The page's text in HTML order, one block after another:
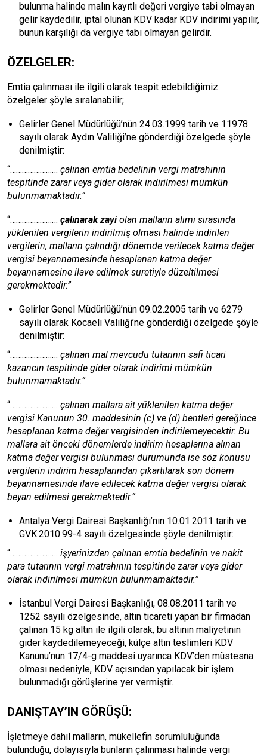
bulunma halinde malın kayıtlı değeri vergiye tabi olmayan
gelir kaydedilir, iptal olunan KDV kadar KDV indirimi yapılır,
bunun karşılığı da vergiye tabi olmayan gelirdir.
ÖZELGELER:
Emtia çalınması ile ilgili olarak tespit edebildiğimiz
özelgeler şöyle sıralanabilir;
Gelirler Genel Müdürlüğü’nün 24.03.1999 tarih ve 11978
sayılı olarak Aydın Valiliği’ne gönderdiği özelgede şöyle
denilmiştir:
“…………………… çalınan emtia bedelinin vergi matrahının
tespitinde zarar veya gider olarak indirilmesi mümkün
bulunmamaktadır.”
“…………………… çalınarak zayiolan malların alımı sırasında
yüklenilen vergilerin indirilmiş olması halinde indirilen
vergilerin, malların çalındığı dönemde verilecek katma değer
vergisi beyannamesinde hesaplanan katma değer
beyannamesine ilave edilmek suretiyle düzeltilmesi
gerekmektedir.”
Gelirler Genel Müdürlüğü’nün 09.02.2005 tarih ve 6279
sayılı olarak Kocaeli Valiliği’ne gönderdiği özelgede şöyle
denilmiştir:
“…………………… çalınan mal mevcudu tutarının safi ticari
kazancın tespitinde gider olarak indirimi mümkün
bulunmamaktadır.”
“…………………… çalınan mallara ait yüklenilen katma değer
vergisi Kanunun 30. maddesinin (c) ve (d) bentleri gereğince
hesaplanan katma değer vergisinden indirilemeyecektir. Bu
mallara ait önceki dönemlerde indirim hesaplarına alınan
katma değer vergisi bulunması durumunda ise söz konusu
vergilerin indirim hesaplarından çıkartılarak son dönem
beyannamesinde ilave edilecek katma değer vergisi olarak
beyan edilmesi gerekmektedir.”
Antalya Vergi Dairesi Başkanlığı’nın 10.01.2011 tarih ve
GVK.2010.99-4 sayılı özelgesinde şöyle denilmiştir:
“…………………… işyerinizden çalınan emtia bedelinin ve nakit
para tutarının vergi matrahının tespitinde zarar veya gider
olarak indirilmesi mümkün bulunmamaktadır.”
İstanbul Vergi Dairesi Başkanlığı, 08.08.2011 tarih ve
1252 sayılı özelgesinde, altın ticareti yapan bir firmadan
çalınan 15 kg altın ile ilgili olarak, bu altının maliyetinin
gider kaydedilemeyeceği, külçe altın teslimleri KDV
Kanunu’nun 17/4-g maddesi uyarınca KDV’den müstesna
olması nedeniyle, KDV açısından yapılacak bir işlem
bulunmadığı görüşlerine yer vermiştir.
DANIŞTAY’IN GÖRÜŞÜ:
İşletmeye dahil malların, mükellefin sorumluluğunda
bulunduğu, dolayısıyla bunların çalınması halinde vergi